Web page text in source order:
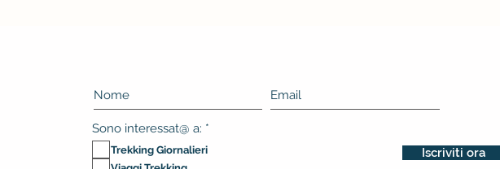
Sono interessat@ a: *
Trekking Giornalieri
Iscriviti ora